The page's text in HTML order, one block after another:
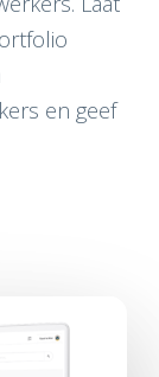
en geef